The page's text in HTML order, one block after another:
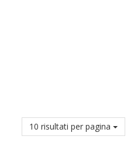
10 risultati per pagina